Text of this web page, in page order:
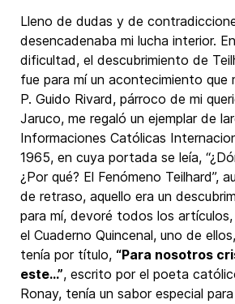
Lleno de dudas y de
desencadenaba mi lucha interior.
dificultad, el descubrimiento de
fue para mí un acontecimiento que
P. Guido Rivard, párroco de mi
Jaruco, me regaló un ejemplar de
Informaciones Católicas
1965, en cuya portada se leía,
¿Por qué? El Fenómeno Teilhard”,
de retraso, aquello era un
para mí, devoré todos los
el Cuaderno Quincenal, uno de
tenía por título, “Para nosotros
este…”, escrito por el poeta
Ronay, tenía un sabor especial